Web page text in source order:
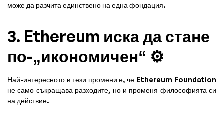
може да разчита единствено на една фондация.
3. Ethereum иска да стане
по-„икономичен“ ⚙️
Най-интересното в тези промени е, че Ethereum Foundation
не само съкращава разходите, но и променя философията си
на действие.